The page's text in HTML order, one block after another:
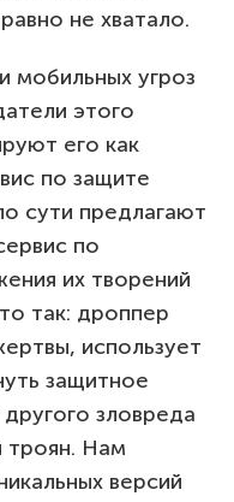
не хватало.
угроз
этого
его как
по защите
сути предлагают
по
их творений
так: дроппер
использует
защитное
зловреда
троян. Нам
версий